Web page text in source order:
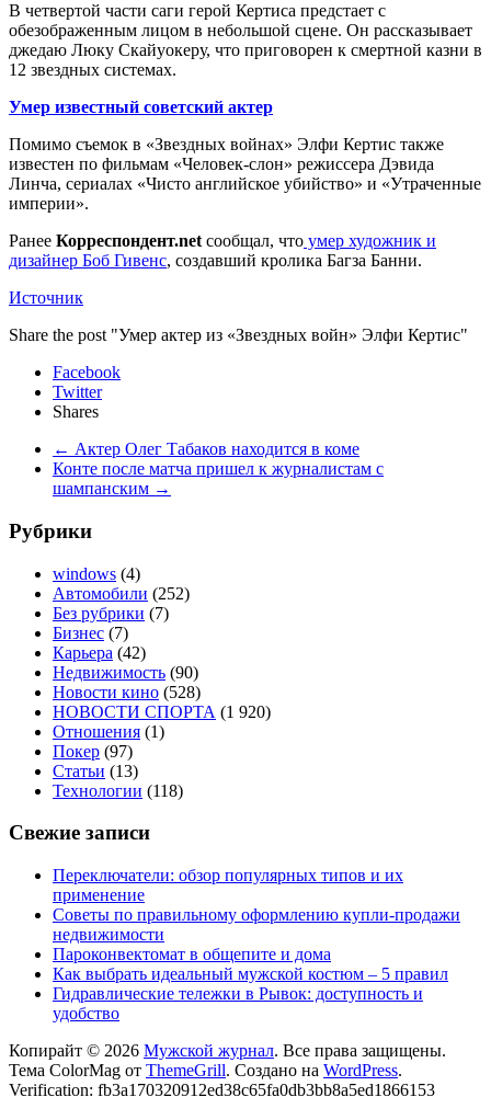
В четвертой части саги герой Кертиса предстает с
обезображенным лицом в небольшой сцене. Он рассказывает
джедаю Люку Скайуокеру, что приговорен к смертной казни в
12 звездных системах.
Умер известный советский актер
Помимо съемок в «Звездных войнах» Элфи Кертис также
известен по фильмам «Человек-слон» режиссера Дэвида
Линча, сериалах «Чисто английское убийство» и «Утраченные
империи».
Ранее Корреспондент.net сообщал, что умер художник и
дизайнер Боб Гивенс, создавший кролика Багза Банни.
Источник
Share the post "Умер актер из «Звездных войн» Элфи Кертис"
Facebook
Twitter
Shares
← Актер Олег Табаков находится в коме
Конте после матча пришел к журналистам с
шампанским →
Рубрики
windows (4)
Автомобили (252)
Без рубрики (7)
Бизнес (7)
Карьера (42)
Недвижимость (90)
Новости кино (528)
НОВОСТИ СПОРТА (1 920)
Отношения (1)
Покер (97)
Статьи (13)
Технологии (118)
Свежие записи
Переключатели: обзор популярных типов и их
применение
Советы по правильному оформлению купли-продажи
недвижимости
Пароконвектомат в общепите и дома
Как выбрать идеальный мужской костюм – 5 правил
Гидравлические тележки в Рывок: доступность и
удобство
Копирайт © 2026 Мужской журнал. Все права защищены.
Тема ColorMag от ThemeGrill. Создано на WordPress.
Verification: fb3a170320912ed38c65fa0db3bb8a5ed1866153